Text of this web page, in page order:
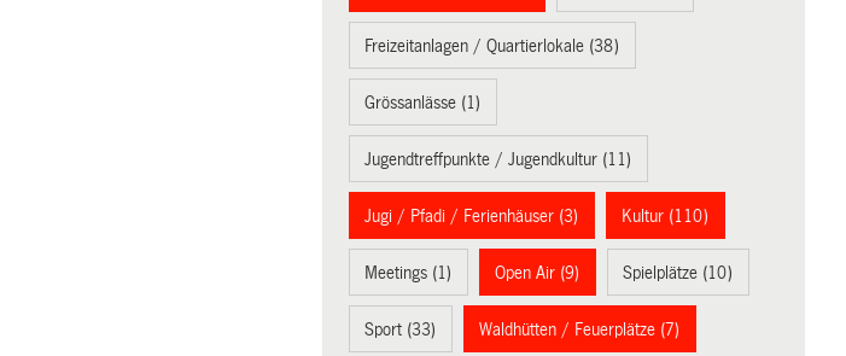
Freizeitanlagen / Quartierlokale (38)
Grössanlässe (1)
Jugendtreffpunkte / Jugendkultur (11)
Jugi / Pfadi / Ferienhäuser (3) Kultur (110)
Meetings (1) Open Air (9) Spielplätze (10)
Sport (33) Waldhütten / Feuerplätze (7)